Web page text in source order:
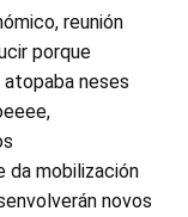
reunión
porque
neses
da mobilización
novos